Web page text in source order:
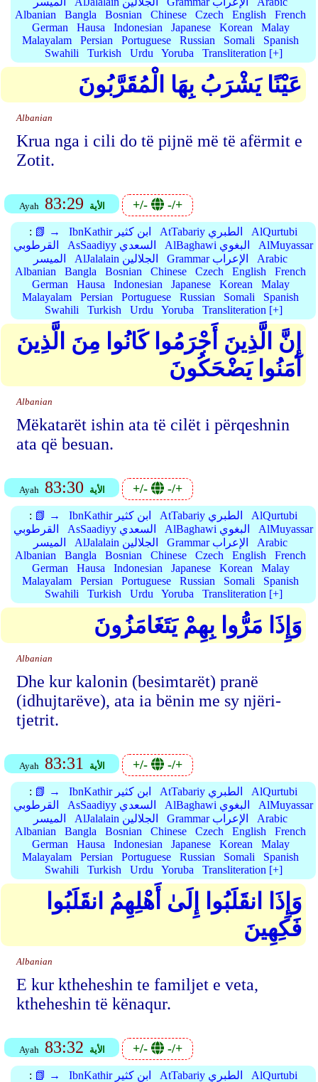
Albanian
Bangla Bosnian Chinese Czech English
French
German
Hausa Indonesian Japanese Korean
Malay
Malayalam
Persian Portuguese Russian Somali
Spanish
Swahili
Turkish Urdu Yoruba Transliteration [+]
عَيْنًا يَشْرَبُ بِهَا الْمُقَرَّبُونَ
Albanian
Krua nga i cili do të pijnë më të afërmit e
Zotit.
Ayah 83:29 الأية +/- -/+
: 📗 → IbnKathir ابن كثير AtTabariy الطبري
AlQurtubi
القرطوبي
AsSaadiyy السعدي AlBaghawi البغوي
AlMuyassar
الميسر
AlJalalain الجلالين Grammar الإعراب
Arabic
Albanian
Bangla Bosnian Chinese Czech English
French
German
Hausa Indonesian Japanese Korean
Malay
Malayalam
Persian Portuguese Russian Somali
Spanish
Swahili
Turkish Urdu Yoruba Transliteration [+]
إِنَّ الَّذِينَ أَجْرَمُوا كَانُوا مِنَ الَّذِينَ
آمَنُوا يَضْحَكُونَ
Albanian
Mëkatarët ishin ata të cilët i përqeshnin
ata që besuan.
Ayah 83:30 الأية +/- -/+
: 📗 → IbnKathir ابن كثير AtTabariy الطبري
AlQurtubi
القرطوبي
AsSaadiyy السعدي AlBaghawi البغوي
AlMuyassar
الميسر
AlJalalain الجلالين Grammar الإعراب
Arabic
Albanian
Bangla Bosnian Chinese Czech English
French
German
Hausa Indonesian Japanese Korean
Malay
Malayalam
Persian Portuguese Russian Somali
Spanish
Swahili
Turkish Urdu Yoruba Transliteration [+]
وَإِذَا مَرُّوا بِهِمْ يَتَغَامَزُونَ
Albanian
Dhe kur kalonin (besimtarët) pranë
(idhujtarëve), ata ia bënin me sy njëri-
tjetrit.
Ayah 83:31 الأية +/- -/+
: 📗 → IbnKathir ابن كثير AtTabariy الطبري
AlQurtubi
القرطوبي
AsSaadiyy السعدي AlBaghawi البغوي
AlMuyassar
الميسر
AlJalalain الجلالين Grammar الإعراب
Arabic
Albanian
Bangla Bosnian Chinese Czech English
French
German
Hausa Indonesian Japanese Korean
Malay
Malayalam
Persian Portuguese Russian Somali
Spanish
Swahili
Turkish Urdu Yoruba Transliteration [+]
وَإِذَا انقَلَبُوا إِلَىٰ أَهْلِهِمُ انقَلَبُوا
فَكِهِينَ
Albanian
E kur ktheheshin te familjet e veta,
ktheheshin të kënaqur.
Ayah 83:32 الأية +/- -/+
: 📗 → IbnKathir ابن كثير AtTabariy الطبري
AlQurtubi